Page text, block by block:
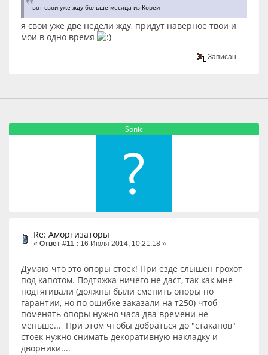
вот свои уже жду больше месяца из Кореи
я свои уже две недели жду, придут наверное твои и
мои в одно время
Записан
Sonic
Re: Амортизаторы
« Ответ #11 : 16 Июля 2014, 10:21:18 »
Думаю что это опоры стоек! При езде слышен грохот
под капотом. Подтяжка ничего не даст, так как мне
подтягивали (должны были сменить опоры по
гарантии, но по ошибке заказали на т250) чтоб
поменять опоры нужно часа два времени не
меньше... При этом чтобы добраться до "стаканов"
стоек нужно снимать декоративную накладку и
дворники....